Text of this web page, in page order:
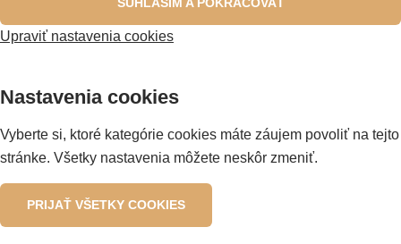
Upraviť nastavenia cookies
Nastavenia cookies
Vyberte si, ktoré kategórie cookies máte záujem povoliť na tejto
stránke. Všetky nastavenia môžete neskôr zmeniť.
PRIJAŤ VŠETKY COOKIES